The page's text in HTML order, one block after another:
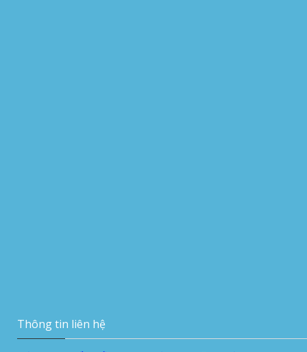
Thông tin liên hệ